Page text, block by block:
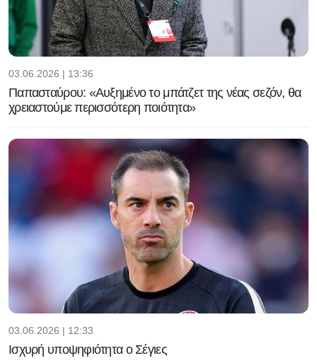
03.06.2026 | 13:36
Παπασταύρου: «Αυξημένο το μπάτζετ της νέας σεζόν, θα
χρειαστούμε περισσότερη ποιότητα»
03.06.2026 | 12:33
Ισχυρή υποψηφιότητα ο Σέγιες